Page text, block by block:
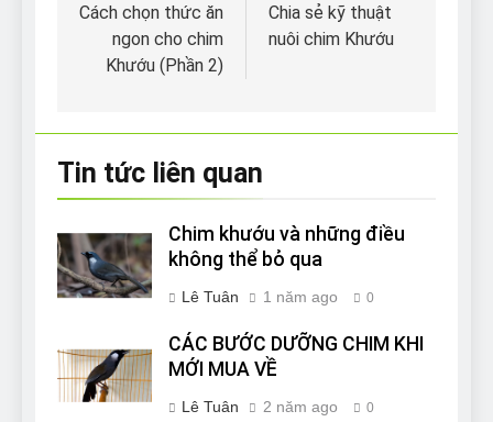
hướng
bài
Cách chọn thức ăn
ngon cho chim
Khướu (Phần 2)
Chia sẻ kỹ thuật
nuôi chim Khướu
Tin tức liên quan
Chim khướu và những điều
không thể bỏ qua
Lê Tuân 1 năm ago 0
CÁC BƯỚC DƯỠNG CHIM KHI
MỚI MUA VỀ
Lê Tuân 2 năm ago 0